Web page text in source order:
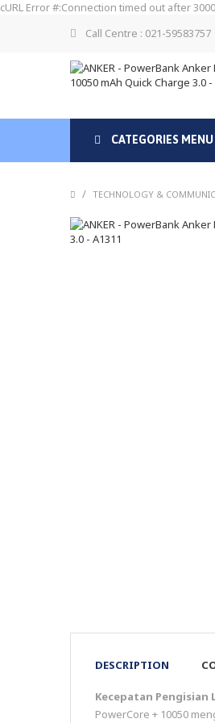
cURL Error #:Connection timed out after
Call Centre : 021-59583757
CATEGORIES MENU
/ TECHNOLOGY &
DESCRIPTION
Kecepatan Pengisian
PowerCore + 10050